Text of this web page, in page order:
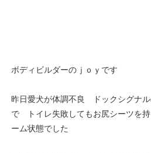
ボディビルダーのｊｏｙです
昨日愛犬が体調不良 ドックシグナ
で トイレ失敗してもお尻シーツを
ーム状態でした